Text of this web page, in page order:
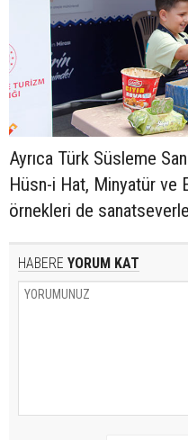
Ayrıca Türk Süsleme
Hüsn-i Hat, Minyatür ve
örnekleri de
HABERE YORUM KAT